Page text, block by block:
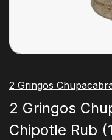
2 Gringos
2 Gringos
Chipotle Rub